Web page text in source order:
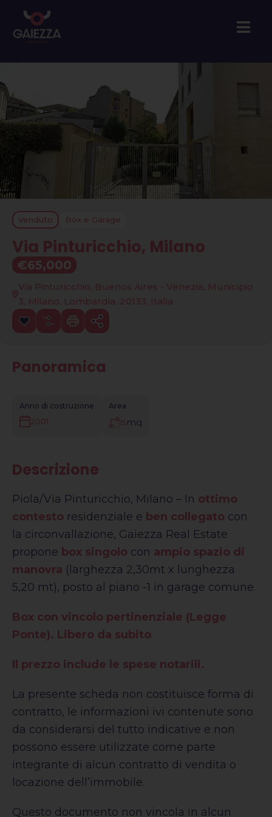
Venduto Box e Garage
Via Pinturicchio, Milano
€65,000
Via Pinturicchio, Buenos Aires - Venezia, Municipio
3, Milano, Lombardia, 20133, Italia
Panoramica
Anno di costruzione
2001
Area
15 mq
Descrizione
Piola/Via Pinturicchio, Milano – In ottimo
contesto residenziale e ben collegato con
la circonvallazione, Gaiezza Real Estate
propone box singolo con ampio spazio di
manovra (larghezza 2,30mt x lunghezza
5,20 mt), posto al piano -1 in garage comune.
Box con vincolo pertinenziale (Legge
Ponte). Libero da subito.
Il prezzo include le spese notarili.
La presente scheda non costituisce forma di
contratto, le informazioni ivi contenute sono
da considerarsi del tutto indicative e non
possono essere utilizzate come parte
integrante di alcun contratto di vendita o
locazione dell’immobile.
Questo documento non vincola in alcun